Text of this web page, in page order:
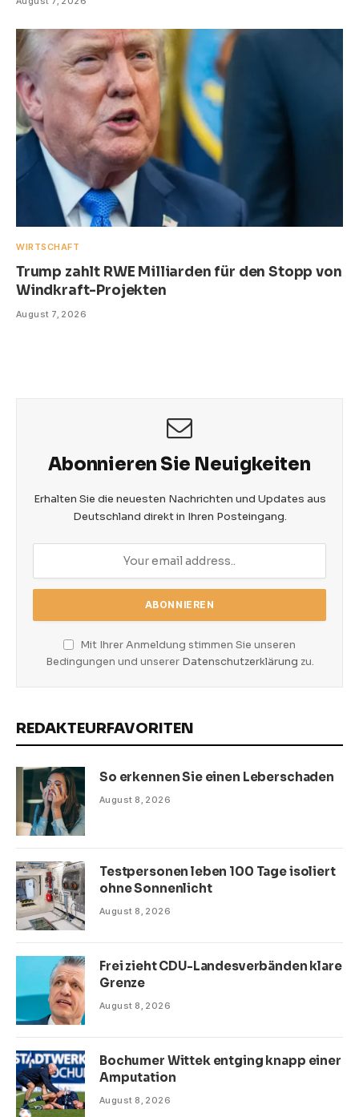
WIRTSCHAFT
Trump zahlt RWE Milliarden für den Stopp von
Windkraft-Projekten
August 7, 2026
Abonnieren Sie Neuigkeiten
Erhalten Sie die neuesten Nachrichten und Updates aus
Deutschland direkt in Ihren Posteingang.
Mit Ihrer Anmeldung stimmen Sie unseren
Bedingungen und unserer Datenschutzerklärung zu.
REDAKTEURFAVORITEN
So erkennen Sie einen Leberschaden
August 8, 2026
Testpersonen leben 100 Tage isoliert
ohne Sonnenlicht
August 8, 2026
Frei zieht CDU-Landesverbänden klare
Grenze
August 8, 2026
Bochumer Wittek entging knapp einer
Amputation
August 8, 2026